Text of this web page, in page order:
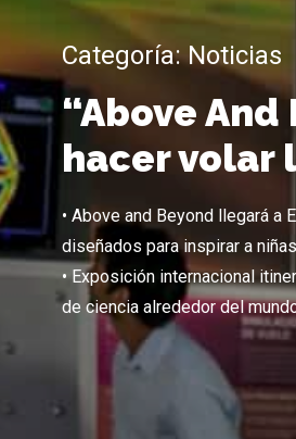
Categoría:Noticias
“Above
hacer volar
• Above and Beyond llegará
diseñados para inspirar a
• Exposición internacional
de ciencia alrededor del